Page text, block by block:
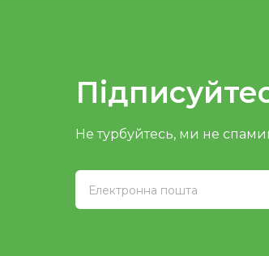
Не турбуйтесь, ми не